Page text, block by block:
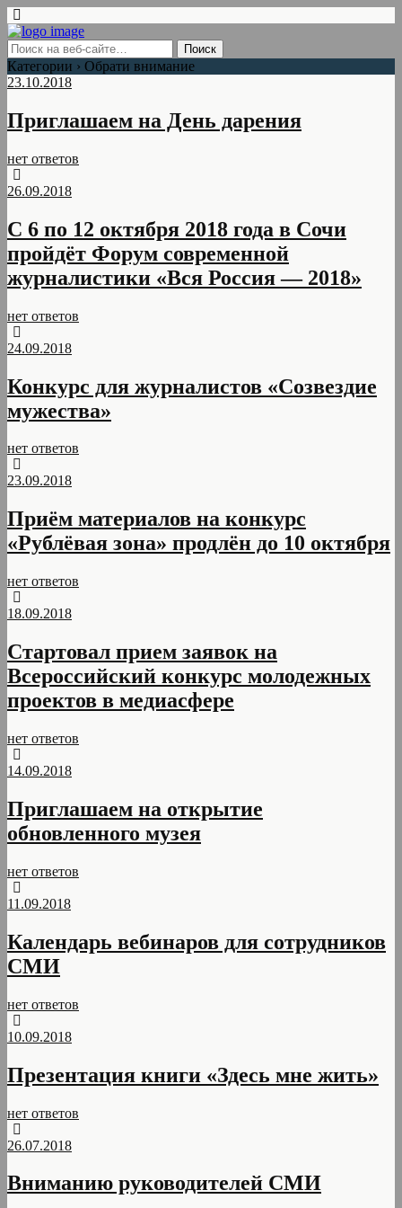
Категории › Обрати внимание
23.10.2018
Приглашаем на День дарения
нет ответов
26.09.2018
С 6 по 12 октября 2018 года в Сочи
пройдёт Форум современной
журналистики «Вся Россия — 2018»
нет ответов
24.09.2018
Конкурс для журналистов «Созвездие
мужества»
нет ответов
23.09.2018
Приём материалов на конкурс
«Рублёвая зона» продлён до 10 октября
нет ответов
18.09.2018
Стартовал прием заявок на
Всероссийский конкурс молодежных
проектов в медиасфере
нет ответов
14.09.2018
Приглашаем на открытие
обновленного музея
нет ответов
11.09.2018
Календарь вебинаров для сотрудников
СМИ
нет ответов
10.09.2018
Презентация книги «Здесь мне жить»
нет ответов
26.07.2018
Вниманию руководителей СМИ